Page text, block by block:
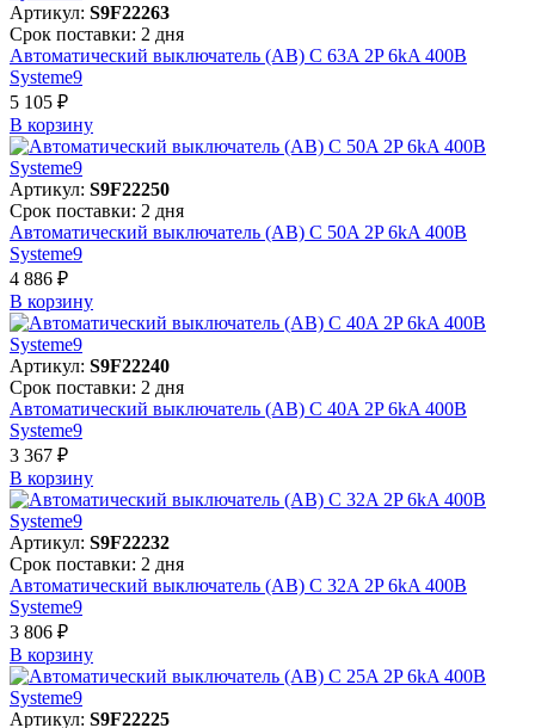
Артикул: S9F22263
Срок поставки: 2 дня
Автоматический выключатель (АВ) C 63A 2P 6kA 400В
Systeme9
5 105 ₽
В корзинy
Артикул: S9F22250
Срок поставки: 2 дня
Автоматический выключатель (АВ) C 50A 2P 6kA 400В
Systeme9
4 886 ₽
В корзинy
Артикул: S9F22240
Срок поставки: 2 дня
Автоматический выключатель (АВ) C 40A 2P 6kA 400В
Systeme9
3 367 ₽
В корзинy
Артикул: S9F22232
Срок поставки: 2 дня
Автоматический выключатель (АВ) C 32A 2P 6kA 400В
Systeme9
3 806 ₽
В корзинy
Артикул: S9F22225